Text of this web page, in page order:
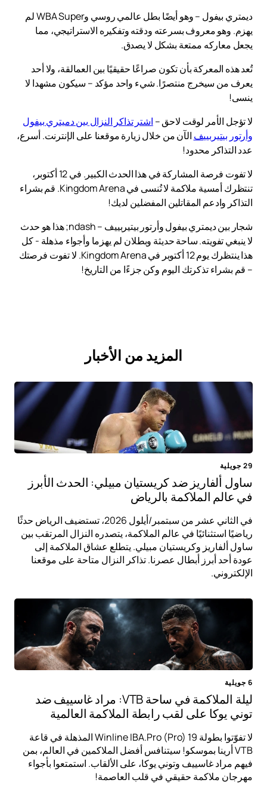
ديمتري بيفول – وهو أيضًا بطل عالمي روسي وWBA Super لم
يهزم. وهو معروف بسرعته ودقته وتفكيره الاستراتيجي، مما
يجعل معاركه ممتعة بشكل لا يصدق.
تُعد هذه المعركة بأن تكون صراعًا حقيقيًا بين العمالقة، ولا أحد
يعرف من سيخرج منتصرًا. شيء واحد مؤكد – سيكون مشهدا لا
ينسى!
لا تؤجل الأمر لوقت لاحق – اشتر تذاكر النزال بين دميتري بيفول
وأرتور بيتيربييف الآن من خلال زيارة موقعنا على الإنترنت. أسرع،
عدد التذاكر محدود!
لا تفوت فرصة المشاركة في هذا الحدث الكبير. في 12 أكتوبر،
تنتظرك أمسية ملاكمة لا تُنسى في Kingdom Arena. قم بشراء
التذاكر وادعم المقاتلين المفضلين لديك!
شجار بين ديمتري بيفول وأرتور بيتيربييف – ndash; هذا هو حدث
لا ينبغي تفويته. ساحة حديثة وبطلان لم يهزما وأجواء مذهلة - كل
هذا ينتظرك يوم 12 أكتوبر في Kingdom Arena. لا تفوت فرصتك
– قم بشراء تذكرتك اليوم وكن جزءًا من التاريخ!
المزيد من الأخبار
29 جويلية
ساول ألفاريز ضد كريستيان مبيلي: الحدث الأبرز
في عالم الملاكمة بالرياض
في الثاني عشر من سبتمبر/أيلول 2026، تستضيف الرياض حدثًا
رياضيًا استثنائيًا في عالم الملاكمة، يتصدره النزال المرتقب بين
ساول ألفاريز وكريستيان مبيلي. يتطلع عشاق الملاكمة إلى
عودة أحد أبرز أبطال عصرنا. تذاكر النزال متاحة على موقعنا
الإلكتروني.
6 جويلية
ليلة الملاكمة في ساحة VTB: مراد غاسييف ضد
توني يوكا على لقب رابطة الملاكمة العالمية
لا تفوّتوا بطولة Winline IBA.Pro (Pro) 19 المذهلة في قاعة
VTB أرينا بموسكو! سيتنافس أفضل الملاكمين في العالم، بمن
فيهم مراد غاسييف وتوني يوكا، على الألقاب. استمتعوا بأجواء
مهرجان ملاكمة حقيقي في قلب العاصمة!